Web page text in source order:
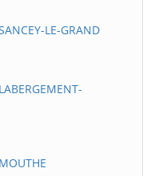
LE-GRAND